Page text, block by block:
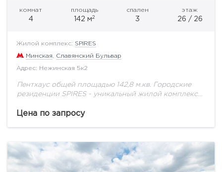
комнат
4
площадь
142 м2
спален
3
этаж
26 / 26
Жилой комплекс: SPIRES
Минская Славянский Бульвар
Адрес: Нежинская 5к2
Пентхаус общей площадью 142,8 м.кв. Городские
резиденции SPIRES - уникальный жилой комплекс
продумано до мелочей и создано с любовью для
Цена по запросу